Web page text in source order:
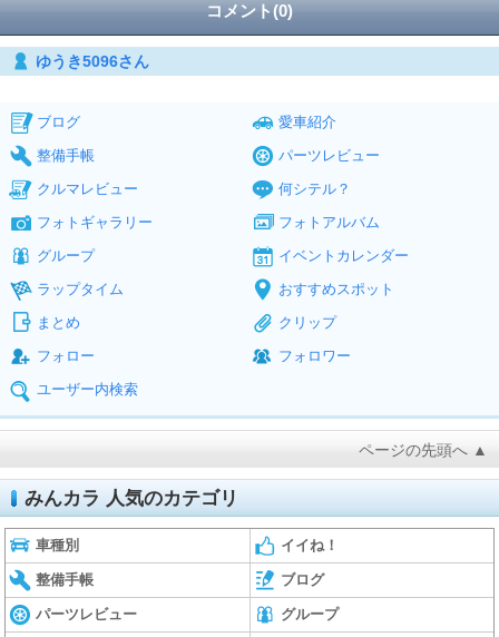
コメント(0)
ゆうき5096さん
ブログ
愛車紹介
整備手帳
パーツレビュー
クルマレビュー
何シテル？
フォトギャラリー
フォトアルバム
グループ
イベントカレンダー
ラップタイム
おすすめスポット
まとめ
クリップ
フォロー
フォロワー
ユーザー内検索
ページの先頭へ ▲
みんカラ 人気のカテゴリ
車種別 イイね！
整備手帳 ブログ
パーツレビュー グループ